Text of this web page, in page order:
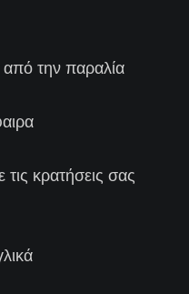
την παραλία
τις κρατήσεις σας